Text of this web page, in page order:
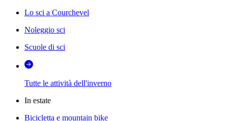
Lo sci a Courchevel
Noleggio sci
Scuole di sci
Tutte le attività dell'inverno
In estate
Bicicletta e mountain bike